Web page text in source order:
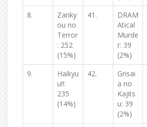
8.
Zanky
ou no
Terror
: 252
(15%)
41.
DRAM
Atical
Murde
r: 39
(2%)
9.
Haikyu
u!!:
235
(14%)
42.
Grisai
a no
Kajits
u: 39
(2%)